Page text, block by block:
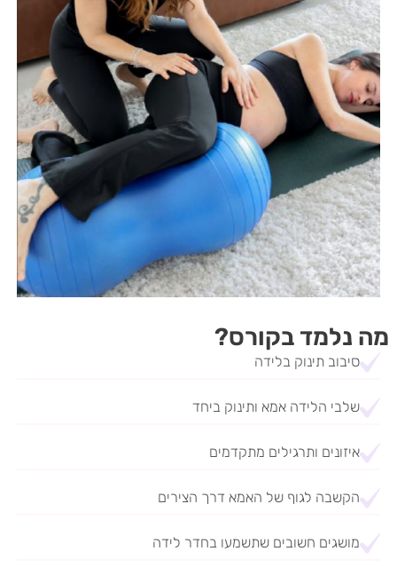
מה נלמד בקורס?
סיבוב תינוק בלידה
שלבי הלידה אמא ותינוק ביחד
איזונים ותרגילים מתקדמים
הקשבה לגוף של האמא דרך הצירים
מושגים חשובים שתשמעו בחדר לידה